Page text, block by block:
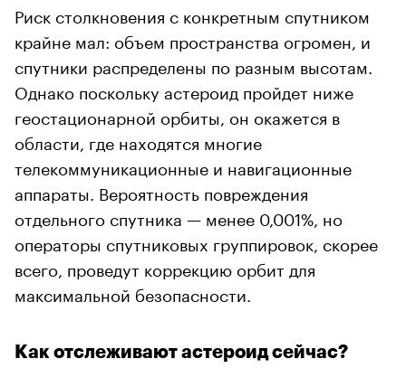
Риск столкновения с конкретным спутником
крайне мал: объем пространства огромен, и
спутники распределены по разным высотам.
Однако поскольку астероид пройдет ниже
геостационарной орбиты, он окажется в
области, где находятся многие
телекоммуникационные и навигационные
аппараты. Вероятность повреждения
отдельного спутника — менее 0,001%, но
операторы спутниковых группировок, скорее
всего, проведут коррекцию орбит для
максимальной безопасности.
Как отслеживают астероид сейчас?